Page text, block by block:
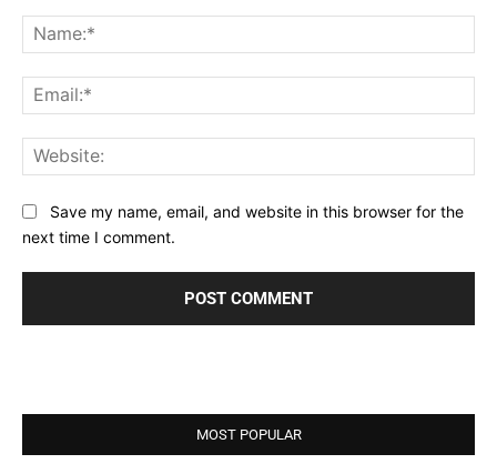
Save my name, email, and website in this browser for the
next time I comment.
MOST POPULAR